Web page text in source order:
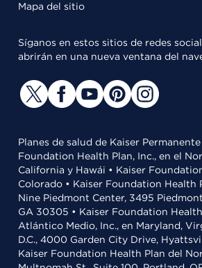
Mapa del sitio
Síganos en estos sitios de redes
abrirán en una nueva ventana del
Planes de salud de Kaiser
Foundation Health Plan, Inc., en el
California y Hawái • Kaiser
Colorado • Kaiser Foundation Health
Nine Piedmont Center, 3495
GA 30305 • Kaiser Foundation
Atlántico Medio, Inc., en Maryland,
D.C., 4000 Garden City Drive,
Kaiser Foundation Health Plan del